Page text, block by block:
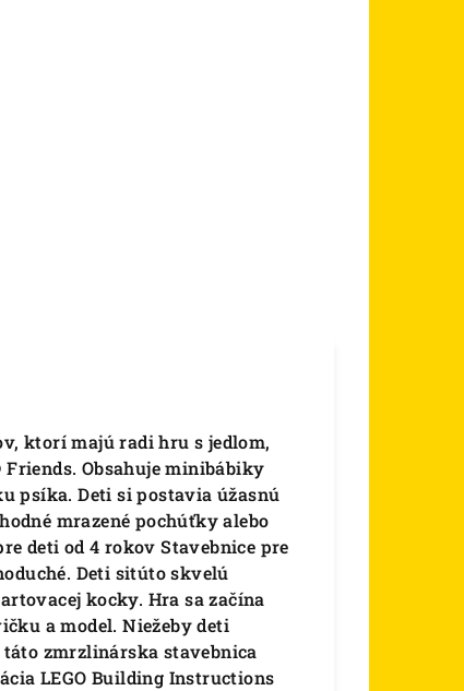
ktorí majú radi hru s jedlom,
Friends. Obsahuje minibábiky
psíka. Deti si postavia úžasnú
mrazené pochúťky alebo
deti od 4 rokov Stavebnice pre
Deti sitúto skvelú
kocky. Hra sa začína
a model. Niežeby deti
zmrzlinárska stavebnica
LEGO Building Instructions